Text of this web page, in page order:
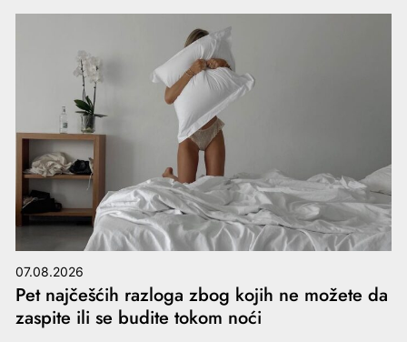
07.08.2026
Pet najčešćih razloga zbog kojih ne možete da
zaspite ili se budite tokom noći